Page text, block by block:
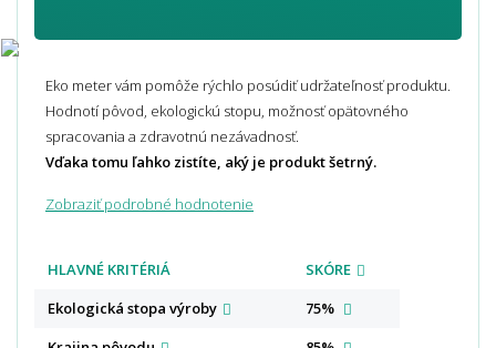
Eko meter vám pomôže rýchlo posúdiť udržateľnosť produktu.
Hodnotí pôvod, ekologickú stopu, možnosť opätovného
spracovania a zdravotnú nezávadnosť.
Vďaka tomu ľahko zistíte, aký je produkt šetrný.
Zobraziť podrobné hodnotenie
HLAVNÉ KRITÉRIÁ
SKÓRE
Ekologická stopa výroby
75%